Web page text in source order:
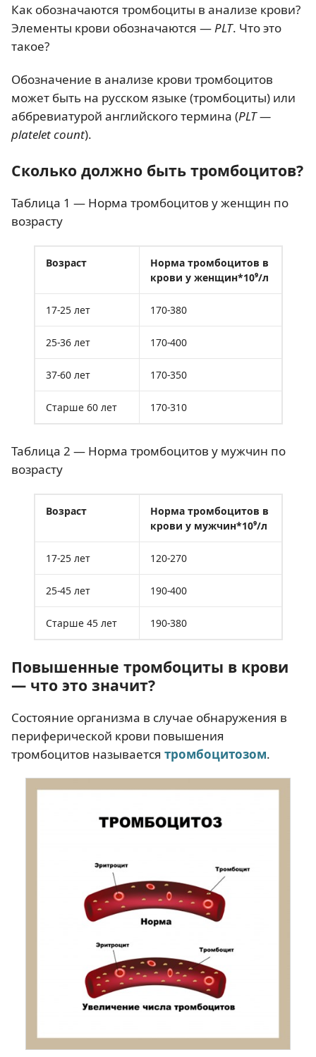
Как обозначаются тромбоциты в анализе крови?
Элементы крови обозначаются — PLT. Что это
такое?
Обозначение в анализе крови тромбоцитов
может быть на русском языке (тромбоциты) или
аббревиатурой английского термина (PLT —
platelet count).
Сколько должно быть тромбоцитов?
Таблица 1 — Норма тромбоцитов у женщин по
возрасту
Возраст
Норма тромбоцитов в
крови у женщин*10⁹/л
17-25 лет 170-380
25-36 лет 170-400
37-60 лет 170-350
Старше 60 лет 170-310
Таблица 2 — Норма тромбоцитов у мужчин по
возрасту
Возраст
Норма тромбоцитов в
крови у мужчин*10⁹/л
17-25 лет 120-270
25-45 лет 190-400
Старше 45 лет 190-380
Повышенные тромбоциты в крови
— что это значит?
Состояние организма в случае обнаружения в
периферической крови повышения
тромбоцитов называется тромбоцитозом.